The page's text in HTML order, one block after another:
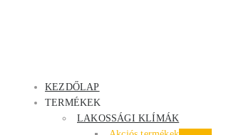
KEZDŐLAP
TERMÉKEK
LAKOSSÁGI KLÍMÁK